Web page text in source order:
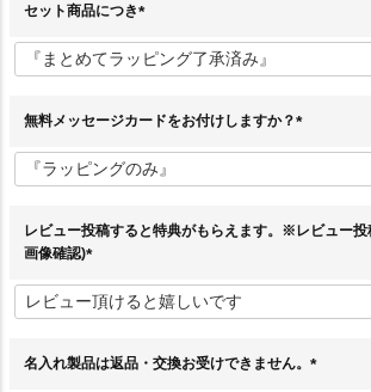
セット商品につき
必
須
無料メッセージカードをお付けしますか？
須
レビュー投稿すると特典がもらえます。※レビュー
画像確認)
必
須
名入れ製品は返品・交換お受けできません。